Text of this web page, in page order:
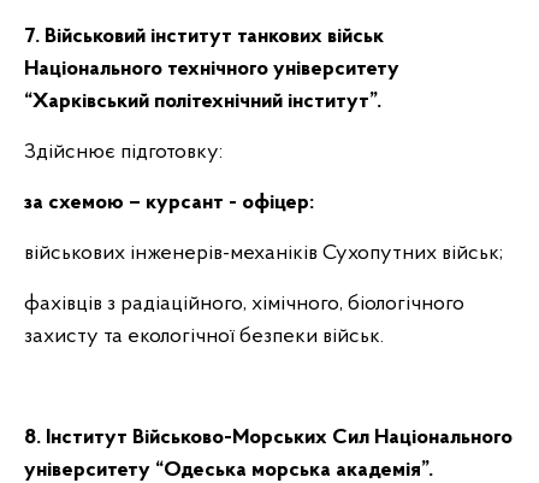
7. Військовий інститут танкових військ
Національного технічного університету
“Харківський політехнічний інститут”.
Здійснює підготовку:
за схемою – курсант - офіцер:
військових інженерів-механіків Сухопутних військ;
фахівців з радіаційного, хімічного, біологічного
захисту та екологічної безпеки військ.
8. Інститут Військово-Морських Сил Національного
університету “Одеська морська академія”.